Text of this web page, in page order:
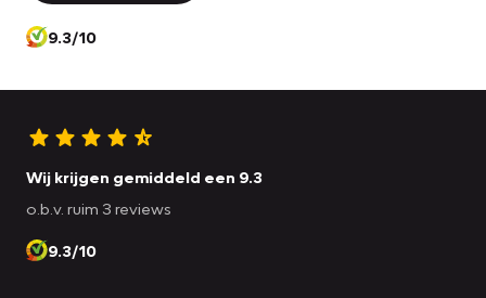
9.3/10
Wij krijgen gemiddeld een 9.3
o.b.v. ruim 3 reviews
9.3/10